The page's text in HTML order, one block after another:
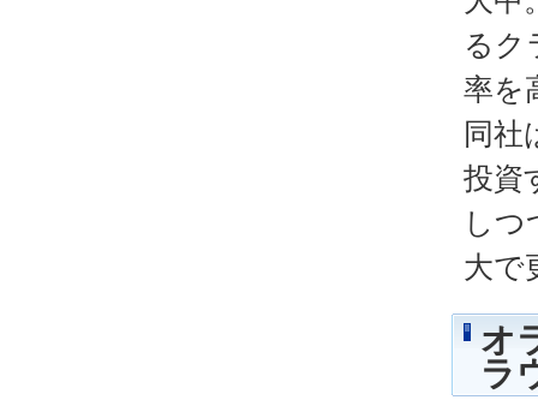
るク
率を
同社
投資
しつ
大で
オ
ラ